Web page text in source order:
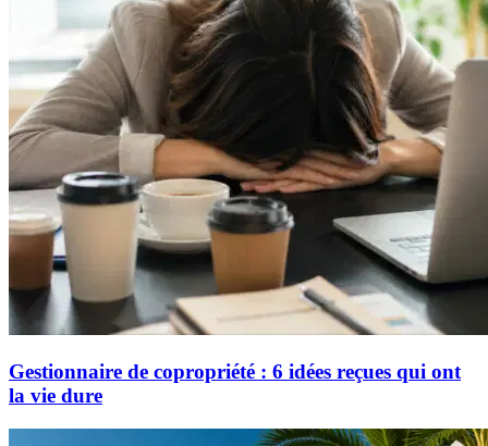
Gestionnaire de copropriété : 6 idées reçues qui ont
la vie dure